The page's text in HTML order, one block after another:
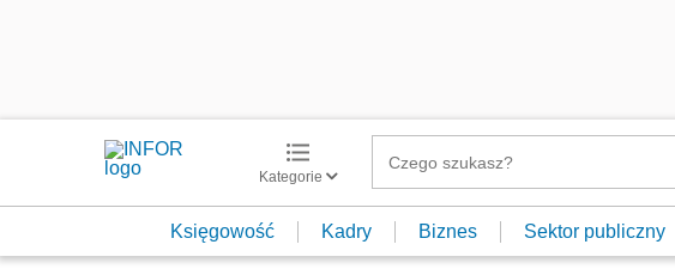
Kategorie
Księgowość Kadry Biznes Sektor publiczny